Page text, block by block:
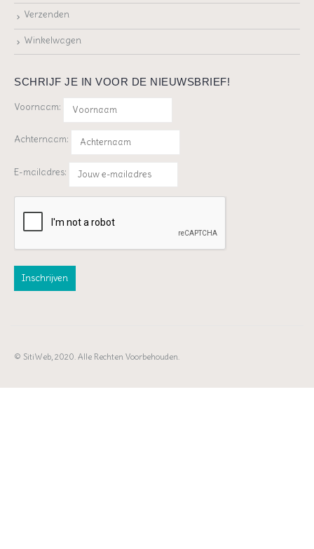
Verzenden
Winkelwagen
SCHRIJF JE IN VOOR DE NIEUWSBRIEF!
Voornaam:
Achternaam:
E-mailadres:
© SitiWeb, 2020. Alle Rechten Voorbehouden.